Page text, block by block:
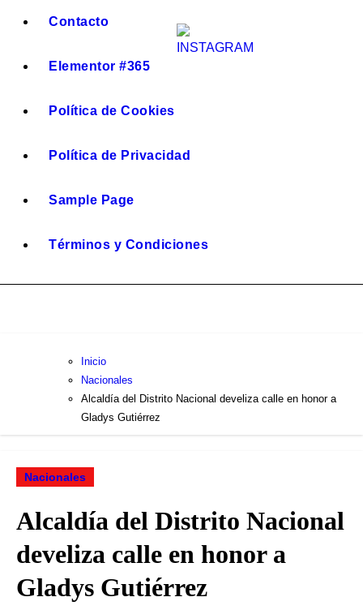
Contacto
Elementor #365
Política de Cookies
Política de Privacidad
Sample Page
Términos y Condiciones
Inicio
Nacionales
Alcaldía del Distrito Nacional develiza calle en honor a
Gladys Gutiérrez
Nacionales
Alcaldía del Distrito Nacional
develiza calle en honor a
Gladys Gutiérrez